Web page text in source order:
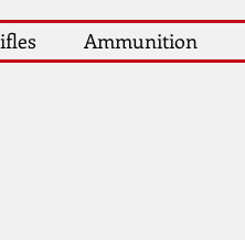
Ammunition